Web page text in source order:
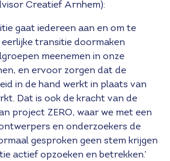
Creatief Arnhem):
gaat iedereen aan en om te
transitie doormaken
meenemen in onze
en ervoor zorgen dat de
in de hand werkt in plaats van
Dat is ook de kracht van de
project ZERO, waar we met een
en onderzoekers de
gesproken geen stem krijgen
actief opzoeken en betrekken.’